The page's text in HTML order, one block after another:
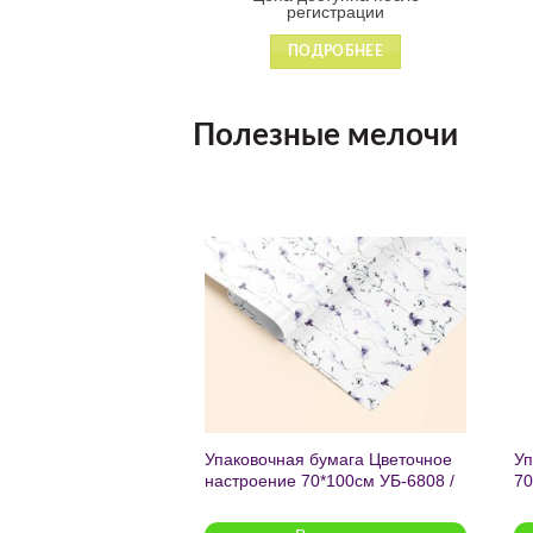
регистрации
ПОДРОБНЕЕ
Полезные мелочи
Добавить
в список
желаний
Упаковочная бумага Цветочное
настроение 70*100см УБ-6808 /